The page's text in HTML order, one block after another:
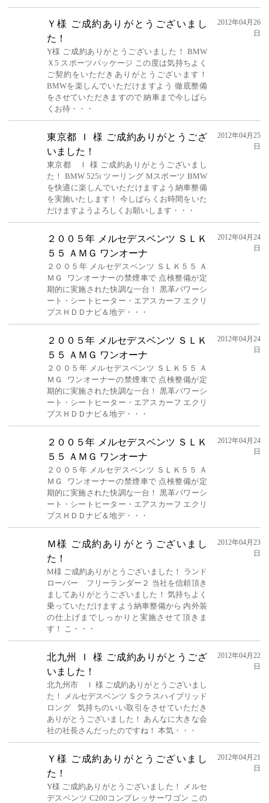
Ｙ様 ご成約ありがとうございまし
た！
Y様 ご成約ありがとうございました！ BMW
Ｘ5 スポーツパッケージ この度は気持ちよく
ご契約をいただきありがとうございます！
BMWを楽しんでいただけますよう 徹底整備
をさせていただきますので 納車まで今しばら
くお待・・・
2012年04月26
日
東京都 Ｉ 様 ご成約ありがとうござ
いました！
東京都 Ｉ 様 ご成約ありがとうございまし
た！ BMW 525i ツーリング Mスポーツ BMW
を快適に楽しんでいただけますよう納車整備
を実施いたします！ 今しばらくお時間をいた
だけますようよろしくお願いします・・・
2012年04月25
日
２００５年 メルセデスベンツ ＳＬＫ
５５ ＡＭＧ ワンオーナ
２００５年 メルセデスベンツ ＳＬＫ５５ Ａ
ＭＧ ワンオーナーの禁煙車で 点検整備が定
期的に実施された快調な一台！ 黒革パワーシ
ート・シートヒーター・エアスカーフ エクリ
プスＨＤＤナビ＆地デ・・・
2012年04月24
日
２００５年 メルセデスベンツ ＳＬＫ
５５ ＡＭＧ ワンオーナ
２００５年 メルセデスベンツ ＳＬＫ５５ Ａ
ＭＧ ワンオーナーの禁煙車で 点検整備が定
期的に実施された快調な一台！ 黒革パワーシ
ート・シートヒーター・エアスカーフ エクリ
プスＨＤＤナビ＆地デ・・・
2012年04月24
日
２００５年 メルセデスベンツ ＳＬＫ
５５ ＡＭＧ ワンオーナ
２００５年 メルセデスベンツ ＳＬＫ５５ Ａ
ＭＧ ワンオーナーの禁煙車で 点検整備が定
期的に実施された快調な一台！ 黒革パワーシ
ート・シートヒーター・エアスカーフ エクリ
プスＨＤＤナビ＆地デ・・・
2012年04月24
日
Ｍ様 ご成約ありがとうございまし
た！
M様 ご成約ありがとうございました！ ランド
ローバー フリーランダー２ 当社を信頼頂き
ましてありがとうございました！ 気持ちよく
乗っていただけますよう納車整備から 内外装
の仕上げまでしっかりと実施させて頂きま
す！ こ・・・
2012年04月23
日
北九州 Ｉ 様 ご成約ありがとうござ
いました！
北九州市 Ｉ 様 ご成約ありがとうございまし
た！ メルセデスベンツ Ｓクラスハイブリッド
ロング 気持ちのいい取引をさせていただき
ありがとうございました！ あんなに大きな会
社の社長さんだったのですね！ 本気・・・
2012年04月22
日
Ｙ様 ご成約ありがとうございまし
た！
Y様 ご成約ありがとうございました！ メルセ
デスベンツ C200コンプレッサーワゴン この
2012年04月21
日